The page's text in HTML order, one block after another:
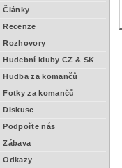
Články
Recenze
Rozhovory
Hudební kluby CZ & SK
Hudba za komančů
Fotky za komančů
Diskuse
Podpořte nás
Zábava
Odkazy